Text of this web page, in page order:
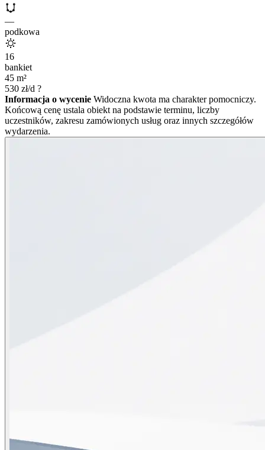
—
podkowa
16
bankiet
45 m²
530 zł/d ?
Informacja o wycenie Widoczna kwota ma charakter pomocniczy.
Końcową cenę ustala obiekt na podstawie terminu, liczby
uczestników, zakresu zamówionych usług oraz innych szczegółów
wydarzenia.